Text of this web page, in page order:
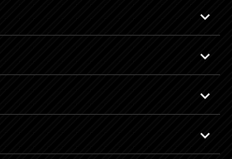



